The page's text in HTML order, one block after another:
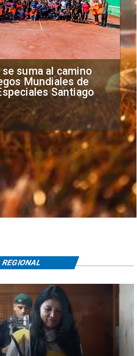
Sifup
por situación
REGIONAL